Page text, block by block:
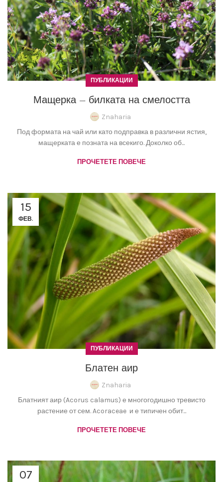
ПУБЛИКАЦИИ
Мащерка – билката на смелостта
Znaharia
Под формата на чай или като подправка в различни ястия,
мащерката е позната на всекиго. Доколко об...
ПРОЧЕТЕТЕ ПОВЕЧЕ
15
ФЕВ.
ПУБЛИКАЦИИ
Блатен аир
Znaharia
Блатният аир (Acorus calamus) е многогодишно тревисто
растение от сем. Acoraceae и е типичен обит...
ПРОЧЕТЕТЕ ПОВЕЧЕ
07